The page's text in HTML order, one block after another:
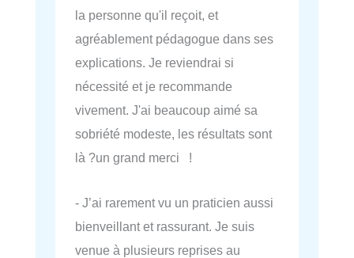
la personne qu'il reçoit, et
agréablement pédagogue dans ses
explications. Je reviendrai si
nécessité et je recommande
vivement. J'ai beaucoup aimé sa
sobriété modeste, les résultats sont
là ?un grand merci !
- J’ai rarement vu un praticien aussi
bienveillant et rassurant. Je suis
venue à plusieurs reprises au